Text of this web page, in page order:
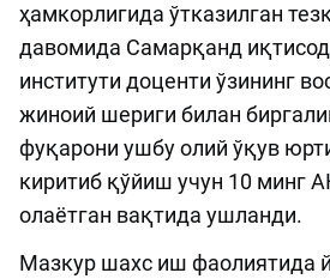
ҳамкорлигида ўтказилган
давомида Самарқанд
институти доценти ўзининг
жиноий шериги билан
фуқарони ушбу олий ўқув
киритиб қўйиш учун 10 минг
олаётган вақтида ушланди.
Мазкур шахс иш фаолиятида